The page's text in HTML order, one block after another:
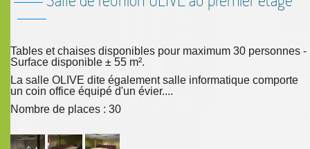
Tables et chaises disponibles pour maximum 30 personnes -
Surface disponible ± 55 m².
La salle OLIVE dite également salle informatique comporte
un coin office équipé d'un évier....
Nombre de places : 30